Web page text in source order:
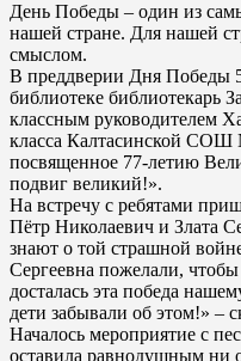
День Победы – один из
нашей стране. Для нашей
смыслом.
В преддверии Дня Победы
библиотеке библиотекарь
классным руководителем
класса Калтасинской СОШ
посвященное 77-летию
подвиг великий!».
На встречу с ребятами
Пётр Николаевич и Злата
знают о той страшной
Сергеевна пожелали,
досталась эта победа
дети забывали об этом!» –
Началось мероприятие с
оставила равнодушным ни